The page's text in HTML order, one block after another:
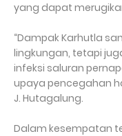
yang dapat
“Dampak Karhutla
lingkungan, tetapi
infeksi saluran
upaya pencegahan
J. Hutagalung.
Dalam kesempatan